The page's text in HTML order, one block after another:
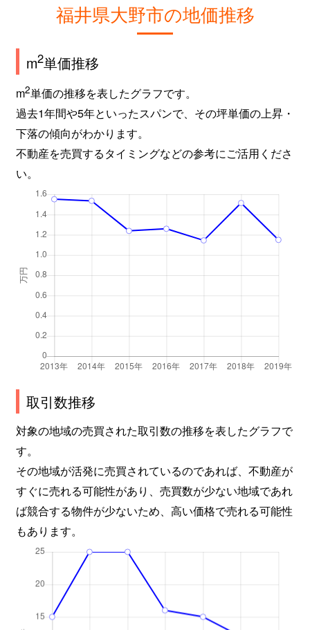
福井県大野市の地価推移
m2単価推移
m2単価の推移を表したグラフです。
過去1年間や5年といったスパンで、その坪単価の上昇・
下落の傾向がわかります。
不動産を売買するタイミングなどの参考にご活用くださ
い。
取引数推移
対象の地域の売買された取引数の推移を表したグラフで
す。
その地域が活発に売買されているのであれば、不動産が
すぐに売れる可能性があり、売買数が少ない地域であれ
ば競合する物件が少ないため、高い価格で売れる可能性
もあります。